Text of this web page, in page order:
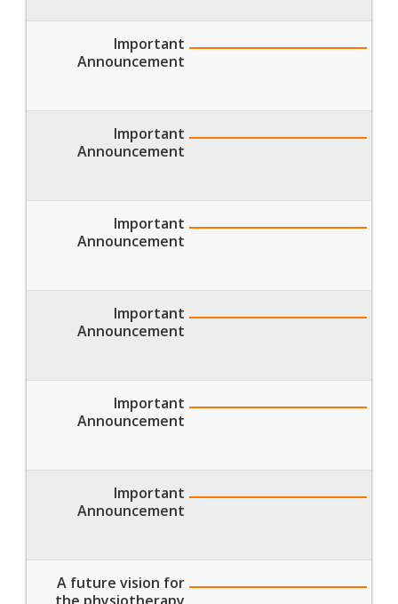
Important
Announcement
Important
Announcement
Important
Announcement
Important
Announcement
Important
Announcement
Important
Announcement
A future vision for